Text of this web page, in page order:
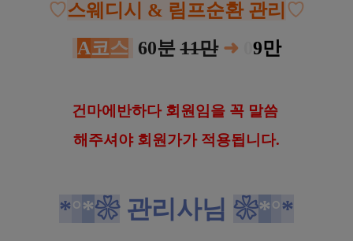
♡스웨디시 & 림프순환 관리 ♡
A코스 60분11만 ➜ 9만
건마에반하다 회원임을 꼭 말씀
해 주셔야 회원가가 적용됩니다.
*°*❀관리사님 ❀*°*